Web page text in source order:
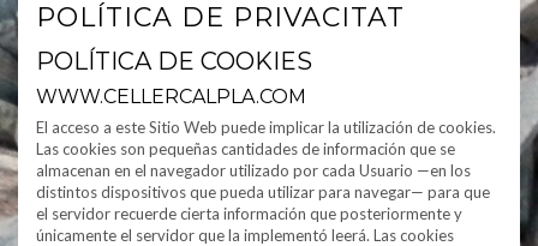
POLÍTICA DE PRIVACITAT
POLÍTICA DE COOKIES
WWW.CELLERCALPLA.COM
El acceso a este Sitio Web puede implicar la utilización de cookies.
Las cookies son pequeñas cantidades de información que se
almacenan en el navegador utilizado por cada Usuario —en los
distintos dispositivos que pueda utilizar para navegar— para que
el servidor recuerde cierta información que posteriormente y
únicamente el servidor que la implementó leerá. Las cookies